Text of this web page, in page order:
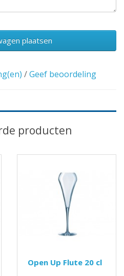
plaatsen
/Geef beoordeling
producten
Open Up Flute 20 cl